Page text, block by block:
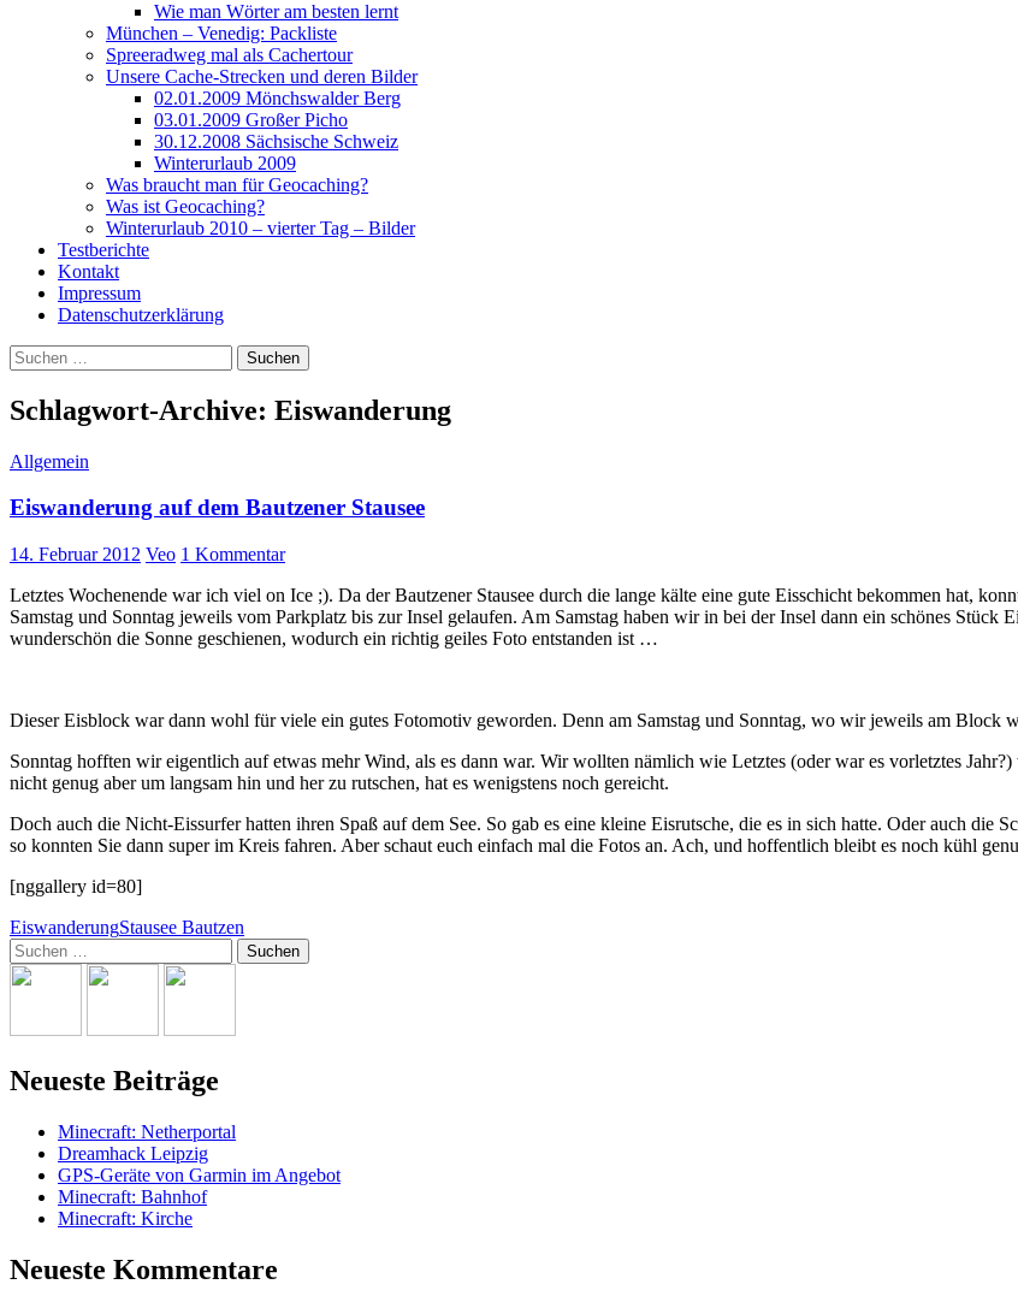
Wie man Wörter am besten lernt
München – Venedig: Packliste
Spreeradweg mal als Cachertour
Unsere Cache-Strecken und deren Bilder
02.01.2009 Mönchswalder Berg
03.01.2009 Großer Picho
30.12.2008 Sächsische Schweiz
Winterurlaub 2009
Was braucht man für Geocaching?
Was ist Geocaching?
Winterurlaub 2010 – vierter Tag – Bilder
Testberichte
Kontakt
Impressum
Datenschutzerklärung
Suchen
nach:
Schlagwort-Archive: Eiswanderung
Allgemein
Eiswanderung auf dem Bautzener Stausee
14. Februar 2012 Veo 1 Kommentar
Letztes Wochenende war ich viel on Ice ;). Da der Bautzener Stausee durch die lange kälte eine gute Eisschicht bekommen hat,
Samstag und Sonntag jeweils vom Parkplatz bis zur Insel gelaufen. Am Samstag haben wir in bei der Insel dann ein schönes Stück
wunderschön die Sonne geschienen, wodurch ein richtig geiles Foto entstanden ist …
Dieser Eisblock war dann wohl für viele ein gutes Fotomotiv geworden. Denn am Samstag und Sonntag, wo wir jeweils am Block
Sonntag hofften wir eigentlich auf etwas mehr Wind, als es dann war. Wir wollten nämlich wie Letztes (oder war es vorletztes
nicht genug aber um langsam hin und her zu rutschen, hat es wenigstens noch gereicht.
Doch auch die Nicht-Eissurfer hatten ihren Spaß auf dem See. So gab es eine kleine Eisrutsche, die es in sich hatte. Oder auch die
so konnten Sie dann super im Kreis fahren. Aber schaut euch einfach mal die Fotos an. Ach, und hoffentlich bleibt es noch kühl
[nggallery id=80]
EiswanderungStausee Bautzen
Suchen
nach:
Neueste Beiträge
Minecraft: Netherportal
Dreamhack Leipzig
GPS-Geräte von Garmin im Angebot
Minecraft: Bahnhof
Minecraft: Kirche
Neueste Kommentare